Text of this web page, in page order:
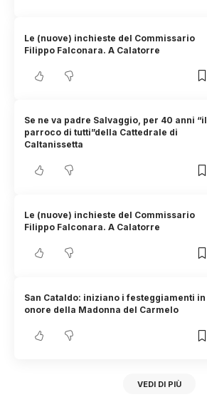
Le (nuove) inchieste del Commissario
Filippo Falconara. A Calatorre
Se ne va padre Salvaggio, per 40 anni “il
parroco di tutti”della Cattedrale di
Caltanissetta
Le (nuove) inchieste del Commissario
Filippo Falconara. A Calatorre
San Cataldo: iniziano i festeggiamenti in
onore della Madonna del Carmelo
VEDI DI PIÙ